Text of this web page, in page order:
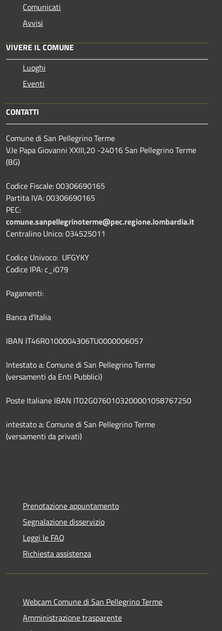
Comunicati
Avvisi
VIVERE IL COMUNE
Luoghi
Eventi
CONTATTI
Comune di San Pellegrino Terme
V.le Papa Giovanni XXIII,20 -24016 San Pellegrino Terme
(BG)
Codice Fiscale: 00306690165
Partita IVA: 00306690165
PEC:
comune.sanpellegrinoterme@pec.regione.lombardia.it
Centralino Unico: 034525011
Codice Univoco: UFGYKY
Codice IPA: c_i079
Pagamenti:
Banca d'Italia
IBAN IT46R0100004306TU0000006057
Intestato a: Comune di San Pellegrino Terme
(versamenti da Enti Pubblici)
Poste Italiane IBAN IT02G0760103200001058767250
intestato a: Comune di San Pellegrino Terme
(versamenti da privati)
Prenotazione appuntamento
Segnalazione disservizio
Leggi le FAQ
Richiesta assistenza
Webcam Comune di San Pellegrino Terme
Amministrazione trasparente